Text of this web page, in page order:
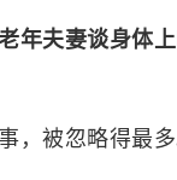
年夫妻谈身体
，被忽略得最多